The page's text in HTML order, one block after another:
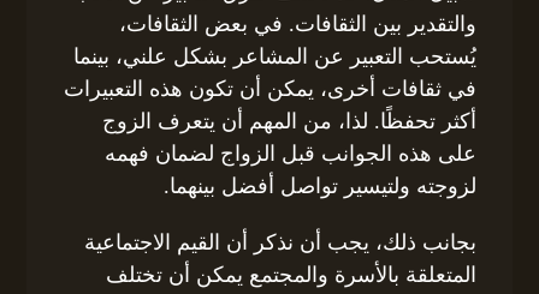
والتقدير بين الثقافات. في بعض الثقافات،
يُستحب التعبير عن المشاعر بشكل علني، بينما
في ثقافات أخرى، يمكن أن تكون هذه التعبيرات
أكثر تحفظًا. لذا، من المهم أن يتعرف الزوج
على هذه الجوانب قبل الزواج لضمان فهمه
لزوجته ولتيسير تواصل أفضل بينهما.
بجانب ذلك، يجب أن نذكر أن القيم الاجتماعية
المتعلقة بالأسرة والمجتمع يمكن أن تختلف